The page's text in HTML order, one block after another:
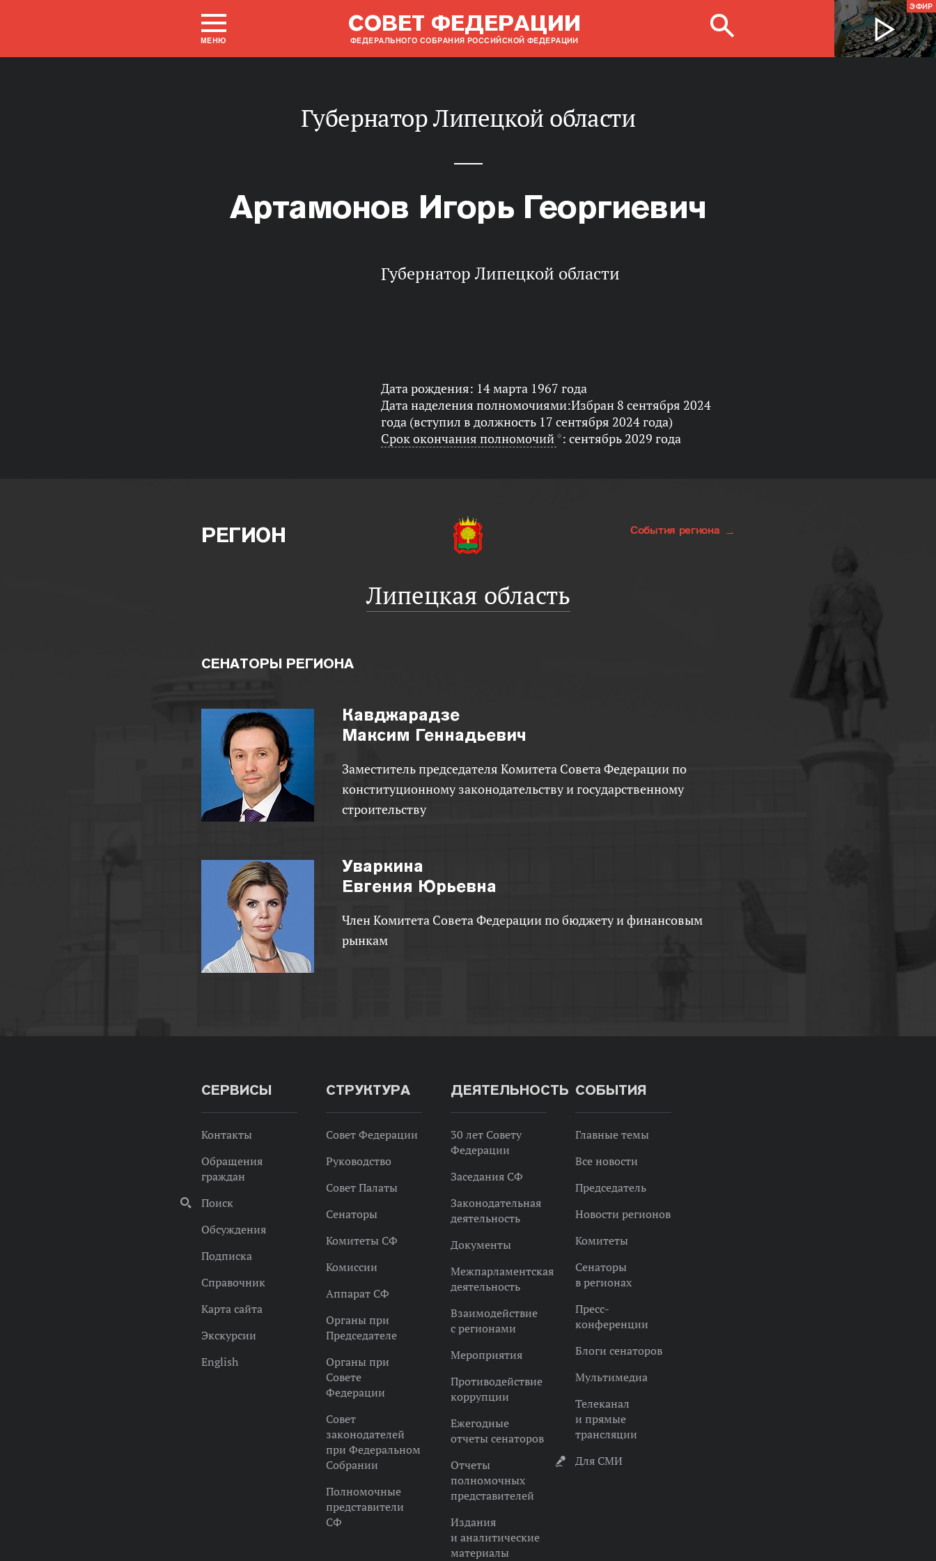
МЕНЮ
СОВЕТ ФЕДЕРАЦИИ
ФЕДЕРАЛЬНОГО СОБРАНИЯ РОССИЙСКОЙ ФЕДЕРАЦИИ
ЭФИР
Губернатор Липецкой области
Артамонов Игорь Георгиевич
Губернатор Липецкой области
Дата рождения: 14 марта 1967 года
Дата наделения полномочиями:Избран 8 сентября 2024
года (вступил в должность 17 сентября 2024 года)
Срок окончания полномочий*: сентябрь 2029 года
РЕГИОН События региона
Липецкая область
СЕНАТОРЫ РЕГИОНА
Кавджарадзе
Максим Геннадьевич
Заместитель председателя Комитета Совета Федерации по
конституционному законодательству и государственному
строительству
Уваркина
Евгения Юрьевна
Член Комитета Совета Федерации по бюджету и финансовым
рынкам
СЕРВИСЫ
Контакты
Обращения
граждан
Поиск
Обсуждения
Подписка
Справочник
Карта сайта
Экскурсии
English
СТРУКТУРА
Совет Федерации
Руководство
Совет Палаты
Сенаторы
Комитеты СФ
Комиссии
Аппарат СФ
Органы при
Председателе
Органы при
Совете
Федерации
Совет
законодателей
при Федеральном
Собрании
Полномочные
представители
СФ
ДЕЯТЕЛЬНОСТЬ
30 лет Совету
Федерации
Заседания СФ
Законодательная
деятельность
Документы
Межпарламентская
деятельность
Взаимодействие
с регионами
Мероприятия
Противодействие
коррупции
Ежегодные
отчеты сенаторов
Отчеты
полномочных
представителей
Издания
и аналитические
материалы
СОБЫТИЯ
Главные темы
Все новости
Председатель
Новости регионов
Комитеты
Сенаторы
в регионах
Пресс-
конференции
Блоги сенаторов
Мультимедиа
Телеканал
и прямые
трансляции
Для СМИ